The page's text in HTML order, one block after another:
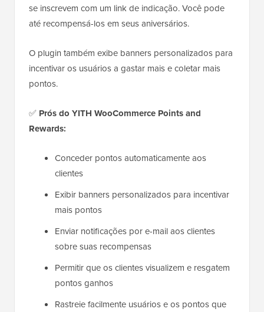
se inscrevem com um link de indicação. Você pode
até recompensá-los em seus aniversários.
O plugin também exibe banners personalizados para
incentivar os usuários a gastar mais e coletar mais
pontos.
✅ Prós do YITH WooCommerce Points and
Rewards:
Conceder pontos automaticamente aos
clientes
Exibir banners personalizados para incentivar
mais pontos
Enviar notificações por e-mail aos clientes
sobre suas recompensas
Permitir que os clientes visualizem e resgatem
pontos ganhos
Rastreie facilmente usuários e os pontos que